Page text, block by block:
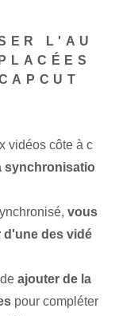
L'AU
vidéos côte à c
synchronisatio
vous
d'une des vidé
ajouter de la
pour compléter